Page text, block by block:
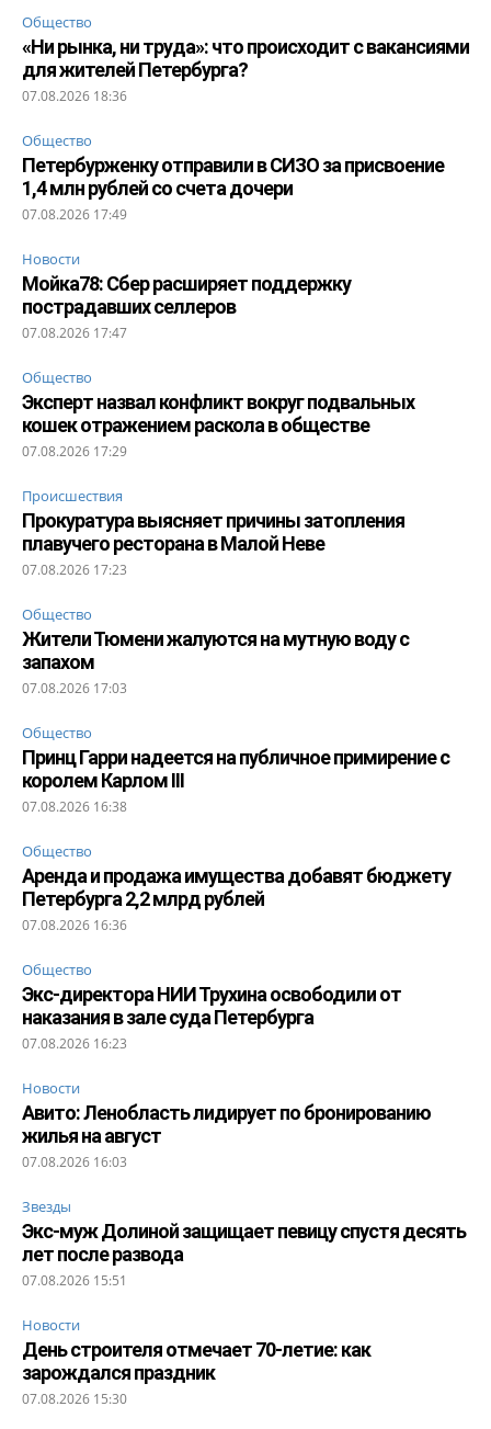
Общество
«Ни рынка, ни труда»: что происходит с вакансиями
для жителей Петербурга?
07.08.2026 18:36
Общество
Петербурженку отправили в СИЗО за присвоение
1,4 млн рублей со счета дочери
07.08.2026 17:49
Новости
Мойка78: Сбер расширяет поддержку
пострадавших селлеров
07.08.2026 17:47
Общество
Эксперт назвал конфликт вокруг подвальных
кошек отражением раскола в обществе
07.08.2026 17:29
Происшествия
Прокуратура выясняет причины затопления
плавучего ресторана в Малой Неве
07.08.2026 17:23
Общество
Жители Тюмени жалуются на мутную воду с
запахом
07.08.2026 17:03
Общество
Принц Гарри надеется на публичное примирение с
королем Карлом III
07.08.2026 16:38
Общество
Аренда и продажа имущества добавят бюджету
Петербурга 2,2 млрд рублей
07.08.2026 16:36
Общество
Экс-директора НИИ Трухина освободили от
наказания в зале суда Петербурга
07.08.2026 16:23
Новости
Авито: Ленобласть лидирует по бронированию
жилья на август
07.08.2026 16:03
Звезды
Экс-муж Долиной защищает певицу спустя десять
лет после развода
07.08.2026 15:51
Новости
День строителя отмечает 70-летие: как
зарождался праздник
07.08.2026 15:30